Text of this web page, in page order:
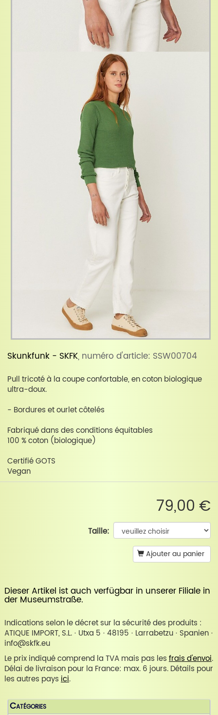
Skunkfunk - SKFK, numéro d'article: SSW00704
Pull tricoté à la coupe confortable, en coton biologique
ultra-doux.
- Bordures et ourlet côtelés
Fabriqué dans des conditions équitables
100 % coton (biologique)
Certifié GOTS
Vegan
79,00 €
Taille:
Ajouter au panier
Dieser Artikel ist auch verfügbar in unserer Filiale in
der Museumstraße.
Indications selon le décret sur la sécurité des produits :
ATIQUE IMPORT, S.L. · Utxa 5 · 48195 · Larrabetzu · Spanien ·
info@skfk.eu
Le prix indiqué comprend la TVA mais pas les frais d'envoi.
Délai de livraison pour la France: max. 6 jours. Détails pour
les autres pays ici.
Catégories